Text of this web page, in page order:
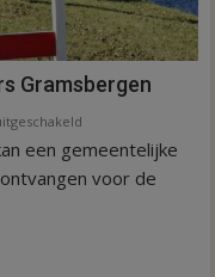
Gramsbergen
Geld
voor
een gemeentelijke
voor de